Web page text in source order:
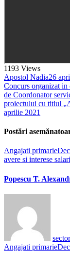
1193 Views
Apostol Nadia26
Concurs organizat
de Coordonator
proiectului cu titlul
aprilie 2021
Postări
Angajati primarie
avere si interese
Popescu T.
Angajati primarie